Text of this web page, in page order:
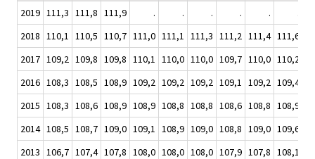
2019 111,3 111,8 111,9 . . . . .
2018 110,1 110,5 110,7 111,0 111,1 111,3 111,2 111,4 111,6
2017 109,2 109,8 109,8 110,1 110,0 110,0 109,7 110,0 110,2
2016 108,3 108,5 108,9 109,2 109,2 109,2 109,1 109,2 109,4
2015 108,3 108,6 108,9 108,9 108,8 108,8 108,6 108,8 108,9
2014 108,5 108,7 109,0 109,1 108,9 109,0 108,8 109,0 109,6
2013 106,7 107,4 107,8 108,0 108,0 108,0 107,9 107,8 108,1